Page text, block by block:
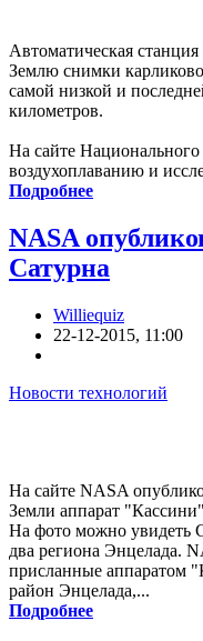
Автоматическая
Землю снимки
самой низкой и
километров.
На сайте
воздухоплаванию и
Подробнее
NASA
Сатурна
Williequiz
22-12-2015, 11:00
Новости технологий
На сайте NASA
Земли аппарат
На фото можно увидеть
два региона Энцелада.
присланные аппаратом
район Энцелада,...
Подробнее